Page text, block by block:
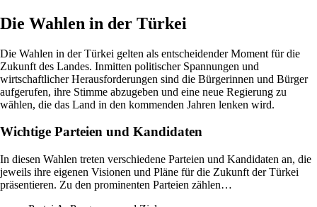
Die Wahlen in der Türkei
Die Wahlen in der Türkei gelten als entscheidender Moment für die
Zukunft des Landes. Inmitten politischer Spannungen und
wirtschaftlicher Herausforderungen sind die Bürgerinnen und Bürger
aufgerufen, ihre Stimme abzugeben und eine neue Regierung zu
wählen, die das Land in den kommenden Jahren lenken wird.
Wichtige Parteien und Kandidaten
In diesen Wahlen treten verschiedene Parteien und Kandidaten an, die
jeweils ihre eigenen Visionen und Pläne für die Zukunft der Türkei
präsentieren. Zu den prominenten Parteien zählen…